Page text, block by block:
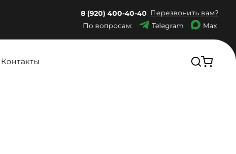
8 (920) 400-40-40 Перезвонить вам?
По вопросам:
Telegram Max
Контакты